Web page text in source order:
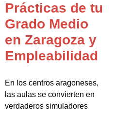
Prácticas de tu
Grado Medio
en Zaragoza y
Empleabilidad
En los centros aragoneses,
las aulas se convierten en
verdaderos simuladores